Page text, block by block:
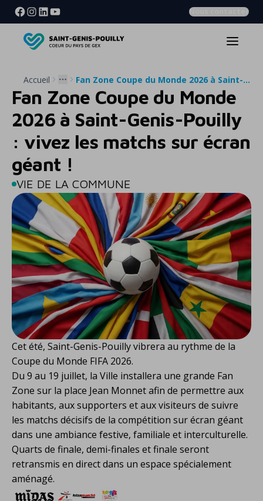
Nous contacter
Accueil More Fan Zone Coupe du Monde 2026 à Saint-Genis-Pouilly : vivez les matchs sur écran géant !
Fan Zone Coupe du Monde
2026 à Saint-Genis-Pouilly
: vivez les matchs sur écran
géant !
VIE DE LA COMMUNE
Cet été, Saint-Genis-Pouilly vibrera au rythme de la
Coupe du Monde FIFA 2026.
Du 9 au 19 juillet, la Ville installera une grande Fan
Zone sur la place Jean Monnet afin de permettre aux
habitants, aux supporters et aux visiteurs de suivre
les matchs décisifs de la compétition sur écran géant
dans une ambiance festive, familiale et interculturelle.
Quarts de finale, demi-finales et finale seront
retransmis en direct dans un espace spécialement
aménagé.